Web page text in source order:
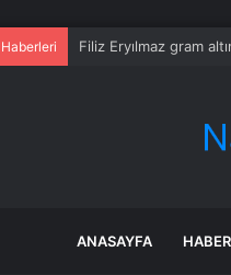
Filiz Eryılmaz gram
ANASAYFA HABER